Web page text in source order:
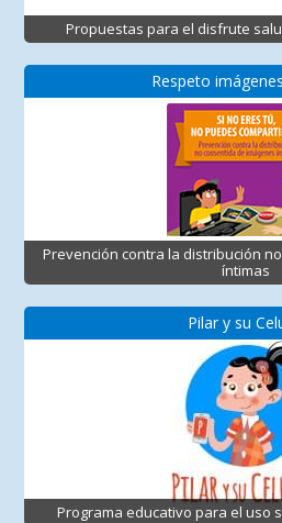
Propuestas para el disfrute
Respeto
Prevención contra la distribución
íntimas
Pilar y su
Programa educativo para el uso